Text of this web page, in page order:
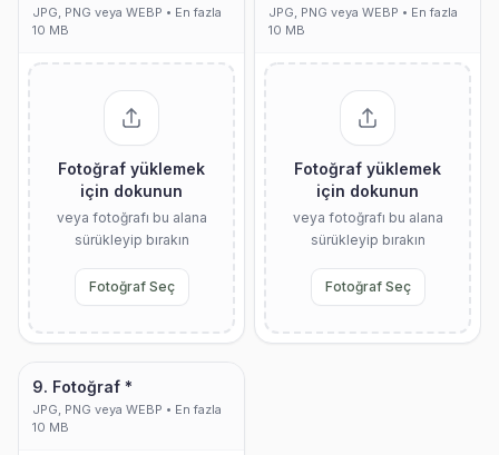
JPG, PNG veya WEBP • En fazla
10 MB
Fotoğraf yüklemek
için dokunun
veya fotoğrafı bu alana
sürükleyip bırakın
Fotoğraf Seç
JPG, PNG veya WEBP • En fazla
10 MB
Fotoğraf yüklemek
için dokunun
veya fotoğrafı bu alana
sürükleyip bırakın
Fotoğraf Seç
9. Fotoğraf *
JPG, PNG veya WEBP • En fazla
10 MB